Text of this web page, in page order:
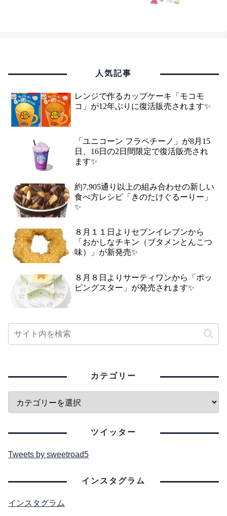
人気記事
レンジで作るカップケーキ「モコモ
コ」が12年ぶりに復活販売されます✨
「ユニコーン フラペチーノ」が8月15
日、16日の2日間限定で復活販売され
ます✨
約7,905通り以上の組み合わせの新しい
食べ方レシピ「きのたけぐるーりー」
✨
８月１１日よりセブンイレブンから
「おかしなチキン（ブタメンとんこつ
味）」が新発売✨
８月８日よりサーティワンから「ポッ
ピングスター」が発売されます✨
カテゴリー
ツイッター
Tweets by sweetroad5
インスタグラム
インスタグラム